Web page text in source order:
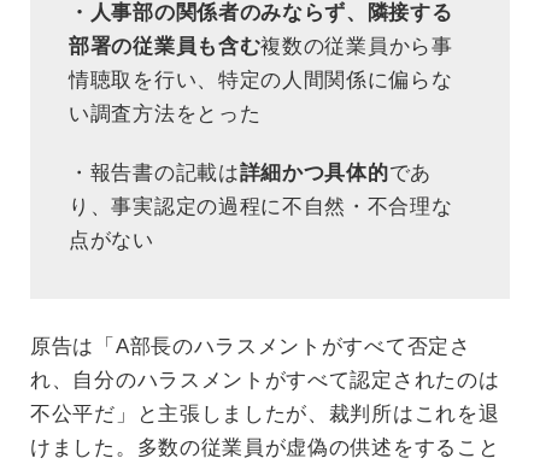
・人事部の関係者のみならず、隣接する
部署の従業員も含む複数の従業員から事
情聴取を行い、特定の人間関係に偏らな
い調査方法をとった
・報告書の記載は詳細かつ具体的であ
り、事実認定の過程に不自然・不合理な
点がない
原告は「A部長のハラスメントがすべて否定さ
れ、自分のハラスメントがすべて認定されたのは
不公平だ」と主張しましたが、裁判所はこれを退
けました。多数の従業員が虚偽の供述をすること